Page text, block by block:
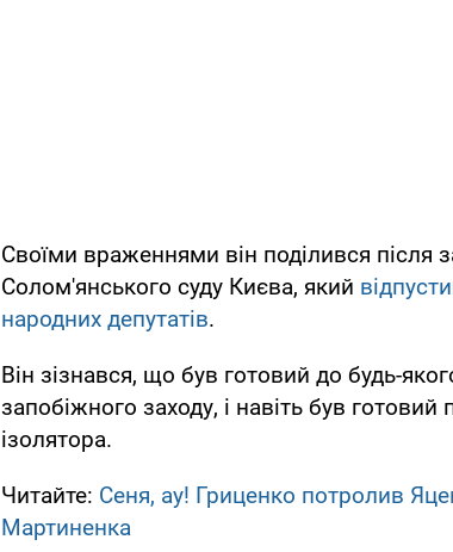
Своїми враженнями він поділився після
Солом'янського суду Києва, який
народних депутатів.
Він зізнався, що був готовий до будь-
запобіжного заходу, і навіть був
ізолятора.
Читайте: Сеня, ау! Гриценко потролив
Мартиненка